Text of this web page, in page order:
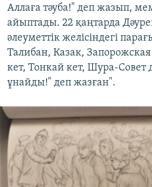
Аллаға тәуба!" деп жазып,
айыптады. 22 қаңтарда
әлеуметтік желісіндегі
Талибан, Казак,
кет, Тонкай кет, Шура-Совет
ұнайды!" деп жазған".